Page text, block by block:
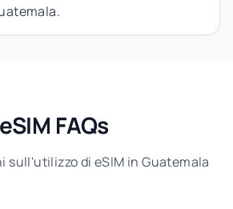
eSIM FAQs
sull'utilizzo di eSIM in Guatemala